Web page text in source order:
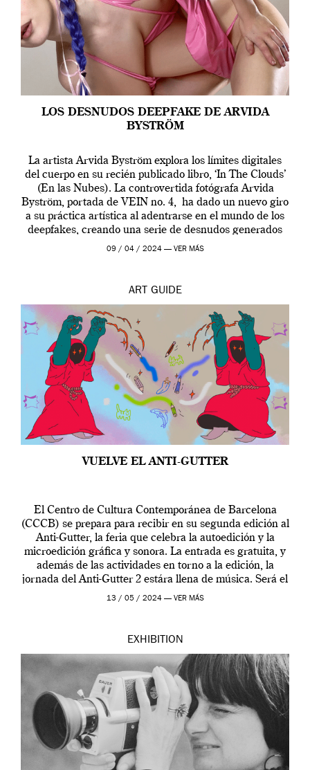
LOS DESNUDOS DEEPFAKE DE ARVIDA
BYSTRÖM
La artista Arvida Byström explora los límites digitales
del cuerpo en su recién publicado libro, ‘In The Clouds’
(En las Nubes). La controvertida fotógrafa Arvida
Byström, portada de VEIN no. 4, ha dado un nuevo giro
a su práctica artística al adentrarse en el mundo de los
deepfakes, creando una serie de desnudos generados
por […]
09 / 04 / 2024 — VER MÁS
ART GUIDE
VUELVE EL ANTI-GUTTER
El Centro de Cultura Contemporánea de Barcelona
(CCCB) se prepara para recibir en su segunda edición al
Anti-Gutter, la feria que celebra la autoedición y la
microedición gráfica y sonora. La entrada es gratuita, y
además de las actividades en torno a la edición, la
jornada del Anti-Gutter 2 estára llena de música. Será el
[…]
13 / 05 / 2024 — VER MÁS
EXHIBITION